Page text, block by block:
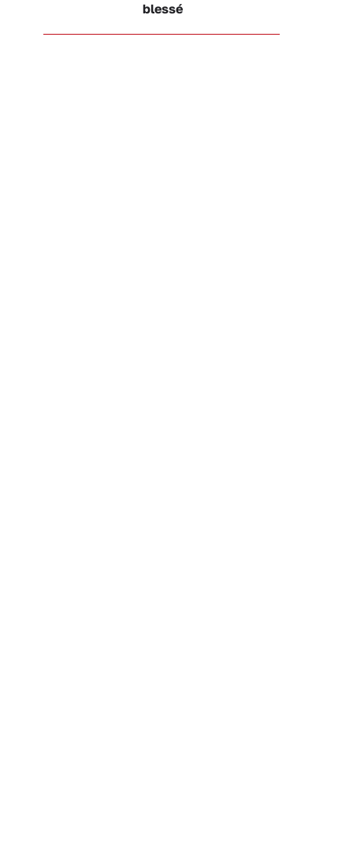
blessé